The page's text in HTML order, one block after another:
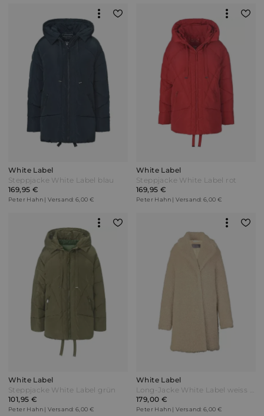
White Label
Steppjacke White Label blau
169,95 €
Peter Hahn | Versand: 6,00 €
White Label
Steppjacke White Label rot
169,95 €
Peter Hahn | Versand: 6,00 €
White Label
Steppjacke White Label grün
101,95 €
Peter Hahn | Versand: 6,00 €
White Label
Long-Jacke White Label weiss Weiß
179,00 €
Peter Hahn | Versand: 6,00 €